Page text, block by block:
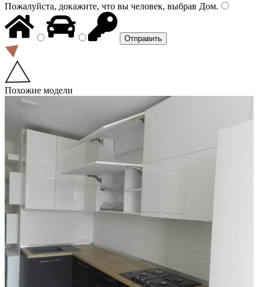
Пожалуйста, докажите, что вы человек, выбрав Дом.
Похожие модели